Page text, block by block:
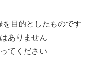
を目的としたものです
ありません
てください